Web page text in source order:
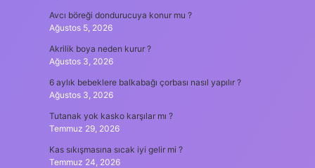
Avcı böreği dondurucuya konur mu ?
Ağustos 5, 2026
Akrilik boya neden kurur ?
Ağustos 3, 2026
6 aylık bebeklere balkabağı çorbası nasıl yapılır ?
Ağustos 3, 2026
Tutanak yok kasko karşılar mı ?
Temmuz 29, 2026
Kas sıkışmasına sıcak iyi gelir mi ?
Temmuz 24, 2026